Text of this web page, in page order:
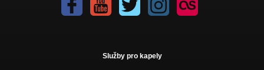
Služby pro kapely